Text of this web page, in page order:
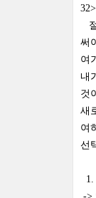
써
여
내
것
새
여
선
1.